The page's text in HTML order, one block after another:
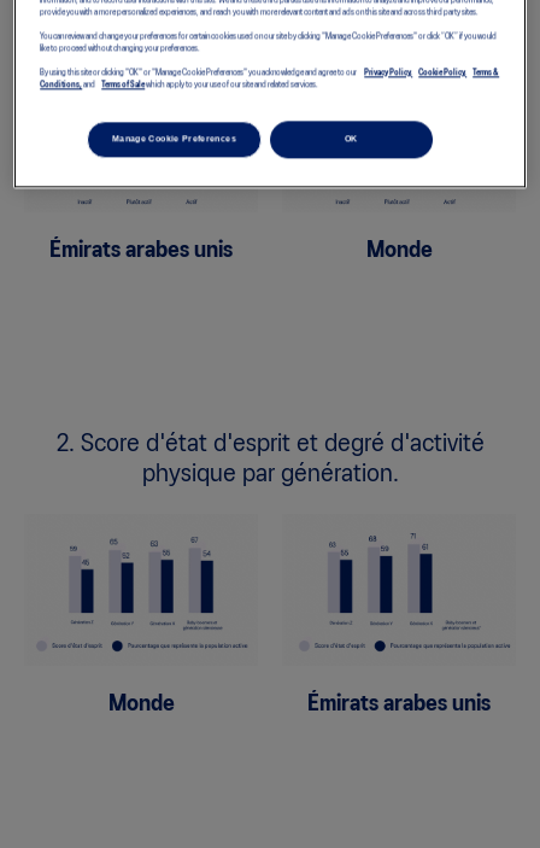
physique.
Émirats arabes unis Monde
2. Score d'état d'esprit et degré d'activité
physique par génération.
Monde Émirats arabes unis
provide you with a more personalized experiences, and reach you with more relevant content and ads on this site and across third party sites.
You can review and change your preferences for certain cookies used on our site by clicking "Manage Cookie Preferences" or click “OK” if you would
like to proceed without changing your preferences.
By using this site or clicking "OK" or "Manage Cookie Preferences" you acknowledge and agree to our Privacy Policy, Cookie Policy,
Terms &
Conditions,and Terms of Salewhich apply to your use of our site and related services.
Manage Cookie Preferences OK